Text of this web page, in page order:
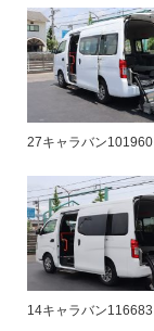
27キャラバン101960
14キャラバン116683